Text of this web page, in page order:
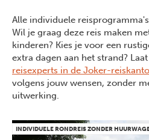
Alle individuele
Wil je graag deze reis maken
kinderen? Kies je voor een
extra dagen aan het strand?
reisexperts in de Joker-
volgens jouw wensen, zonder
uitwerking.
INDIVIDUELE RONDREIS ZONDER
Previous